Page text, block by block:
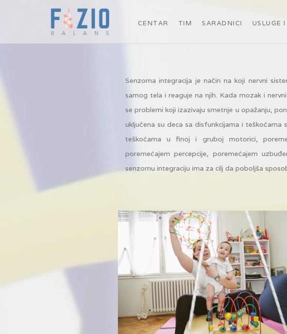
CENTAR TIM SARADNICI USLUGE
Senzorna integracija je način na koji nervni
samog tela i reaguje na njih. Kada mozak i
se problemi koji izazivaju smetnje u opažanju,
uključena su deca sa disfunkcijama i
teškoćama u finoj i gruboj motorici,
poremećajem percepcije, poremećajem
senzornu integraciju ima za cilj da poboljša